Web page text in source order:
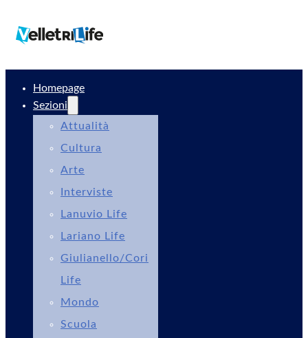
Homepage
Sezioni
Attualità
Cultura
Arte
Interviste
Lanuvio Life
Lariano Life
Giulianello/Cori
Life
Mondo
Scuola